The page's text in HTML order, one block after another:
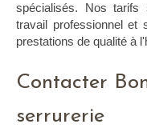
spécialisés. Nos
travail professionnel et
prestations de qualité à
Contacter
serrurerie